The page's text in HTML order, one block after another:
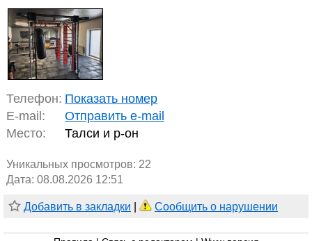
Телефон: Показать номер
E-mail:
Отправить e-mail
Место:
Талси и р-он
Уникальных просмотров: 22
Дата: 08.08.2026 12:51
Добавить в закладки Сообщить о нарушении